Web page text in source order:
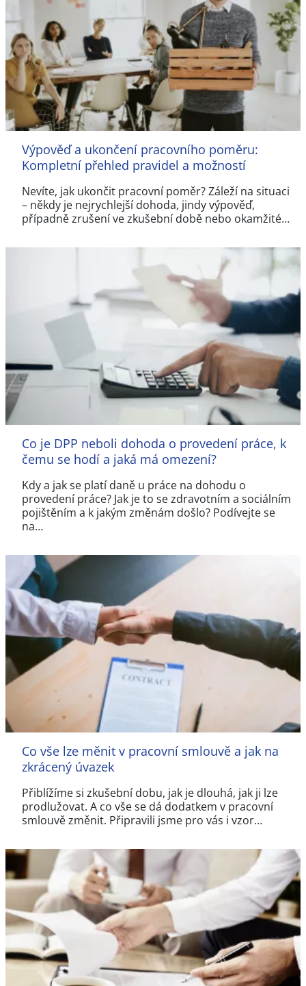
Výpověď a ukončení pracovního poměru:
Kompletní přehled pravidel a možností
Nevíte, jak ukončit pracovní poměr? Záleží na situaci
– někdy je nejrychlejší dohoda, jindy výpověď,
případně zrušení ve zkušební době nebo okamžité…
Co je DPP neboli dohoda o provedení práce, k
čemu se hodí a jaká má omezení?
Kdy a jak se platí daně u práce na dohodu o
provedení práce? Jak je to se zdravotním a sociálním
pojištěním a k jakým změnám došlo? Podívejte se
na…
Co vše lze měnit v pracovní smlouvě a jak na
zkrácený úvazek
Přiblížíme si zkušební dobu, jak je dlouhá, jak ji lze
prodlužovat. A co vše se dá dodatkem v pracovní
smlouvě změnit. Připravili jsme pro vás i vzor…